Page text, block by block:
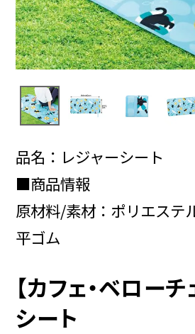
品名：レジャーシート
■商品情報
原材料/素材：ポリエステ
平ゴム
【カフェ・ベロー
シート